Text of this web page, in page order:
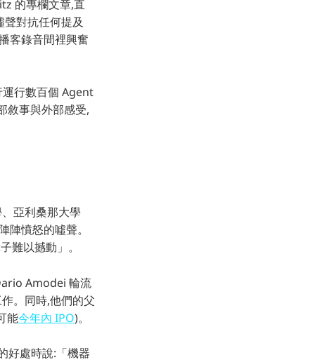
的專欄文章,直
對抗任何提及
客錄音間裡興奮
行數百個 Agent
敘事與外部感受,
亞利桑那大學
憤怒的噓聲。
難以撼動」。
Amodei 輪流
。同時,他們的父
能今年內 IPO)。
好處時說:「機器